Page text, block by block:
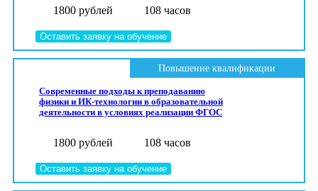
1800 рублей 108 часов
Оставить заявку на обучение
Современные подходы к преподаванию
физики и ИК-технологии в образовательной
деятельности в условиях реализации ФГОС
1800 рублей 108 часов
Оставить заявку на обучение
Повышение квалификации